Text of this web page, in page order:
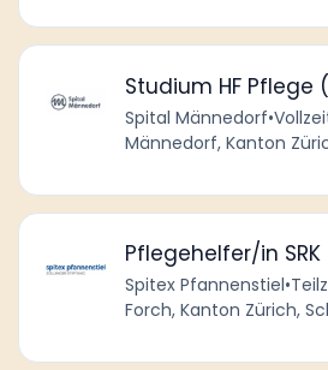
Studium HF
Spital Männedorf•
Männedorf, Kanton
Pflegehelfer/in
Spitex Pfannenstiel•
Forch, Kanton Zürich,